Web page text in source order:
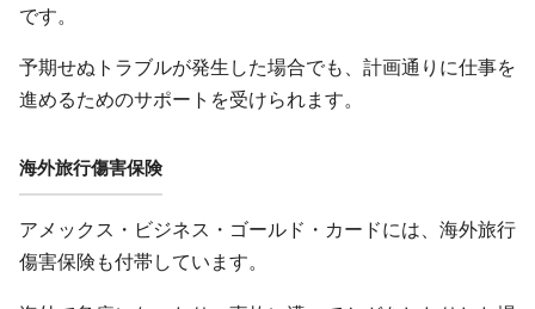
です。
予期せぬトラブルが発生した場合でも、計画通りに仕事を
進めるためのサポートを受けられます。
海外旅行傷害保険
アメックス・ビジネス・ゴールド・カードには、海外旅行
傷害保険も付帯しています。